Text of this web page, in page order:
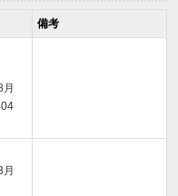
備考
月
月